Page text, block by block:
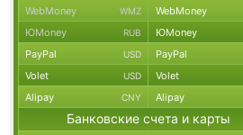
WebMoney WMZ WebMoney
ЮMoney RUB ЮMoney
PayPal USD PayPal
Volet USD Volet
Alipay CNY Alipay
Банковские счета и карты